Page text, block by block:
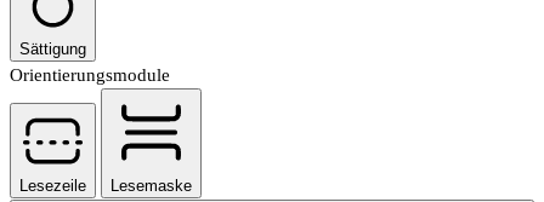
Sättigung
Orientierungsmodule
Lesezeile
Lesemaske